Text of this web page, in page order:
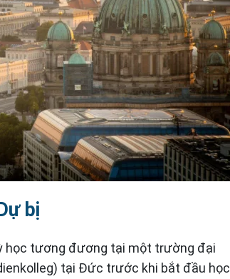
bị
học tương đương tại một trường đại
tại Đức trước khi bắt đầu học